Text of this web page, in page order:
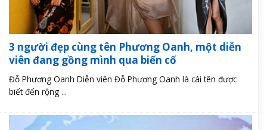
3 người đẹp cùng tên Phương Oanh, một diễn
viên đang gồng mình qua biến cố
Đỗ Phương Oanh Diễn viên Đỗ Phương Oanh là cái tên được
biết đến rộng ...